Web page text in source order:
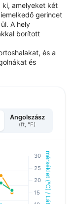
ki, amelyeket két
gerincet
A hely
borított
és a
és
Angolszász
(ft, °F)